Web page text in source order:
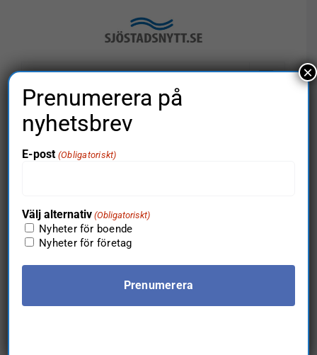
Detta event har redan ägt rum.
Prenumerera på
nyhetsbrev
E-post (Obligatoriskt)
Välj alternativ (Obligatoriskt)
Nyheter för boende
Nyheter för företag
×